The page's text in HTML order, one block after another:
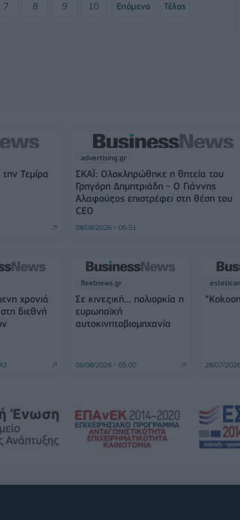
7 8 9 10 Επόμενο Τέλος
Τεμίρα
advertising.gr
ΣΚΑΪ: Ολοκληρώθηκε η θητεία του
Γρηγόρη Δημητριάδη - Ο Γιάννης
Αλαφούζος επιστρέφει στη θέση του
CEO
08/08/2026 - 06:51
χρονιά
διεθνή
fleetnews.gr
Σε κινεζική… πολιορκία η
ευρωπαϊκή
αυτοκινητοβιομηχανία
06/08/2026 - 05:00 28/07/